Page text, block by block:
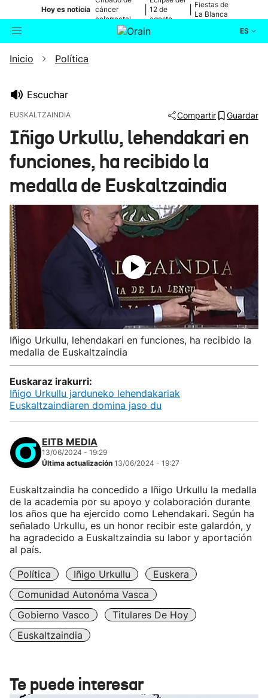
Hoy es noticia cáncer
colorrectal
12 de
agosto
Fiestas de
La Blanca
ES
Buscador
Ikusmiran
Eguraldia
Inicio Política
Escuchar
EUSKALTZAINDIA Compartir Guardar
Iñigo Urkullu, lehendakari en
funciones, ha recibido la
medalla de Euskaltzaindia
Iñigo Urkullu, lehendakari en funciones, ha recibido la
medalla de Euskaltzaindia
Euskaraz irakurri:
Iñigo Urkullu jarduneko lehendakariak
Euskaltzaindiaren domina jaso du
EITB MEDIA
13/06/2024 - 19:29
Última actualización 13/06/2024 - 19:27
Euskaltzaindia ha concedido a Iñigo Urkullu la medalla
de la academia por su apoyo y colaboración durante
los años que ha ejercido como Lehendakari. Según ha
señalado Urkullu, es un honor recibir este galardón, y
ha agradecido a Euskaltzaindia su labor y aportación
al país.
Política Iñigo Urkullu
Euskera
Comunidad Autonóma Vasca
Gobierno Vasco
Titulares De Hoy
Euskaltzaindia
Te puede interesar